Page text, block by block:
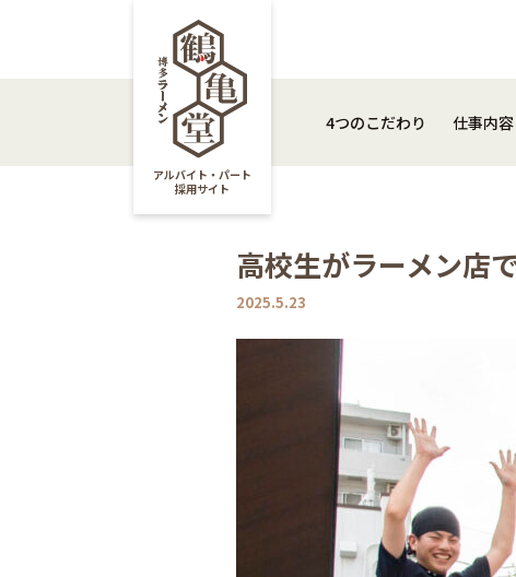
アルバイト・パート
採用サイト
4つのこだわり 仕事内容
高校生がラーメン店
2025.5.23